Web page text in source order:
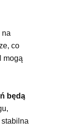
na
co
mogą
będą